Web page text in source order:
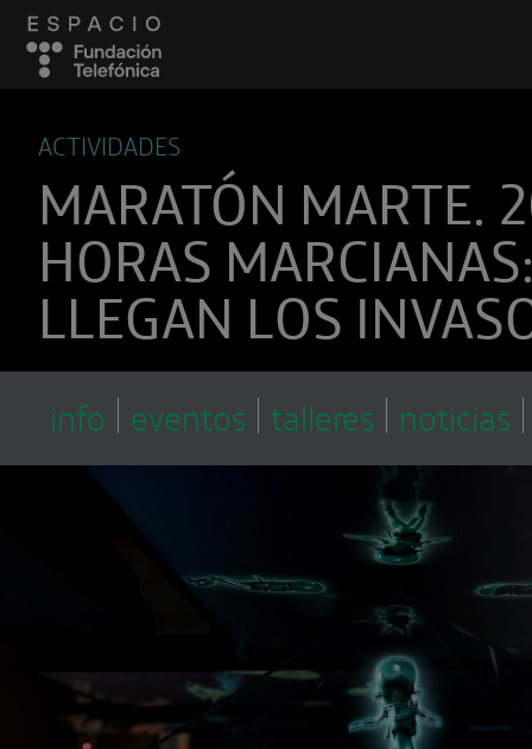
ACTIVIDADES
MARATÓN MARTE.
HORAS
LLEGAN LOS
info eventos talleres noticias